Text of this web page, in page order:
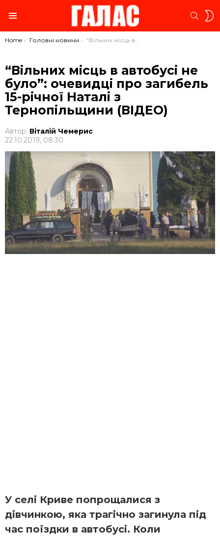
You are here:
Home Головні новини “Вільних місць в автобусі не було”: очевидці про загибель 15-річної Наталі з Тернопільщини (ВІДЕО)
“Вільних місць в автобусі не
було”: очевидці про загибель
15-річної Наталі з
Тернопільщини (ВІДЕО)
Автор: Віталій Чемерис
22.10.2019, 08:30
У селі Криве попрощалися з
дівчинкою, яка трагічно загинула під
час поїздки в автобусі. Коли